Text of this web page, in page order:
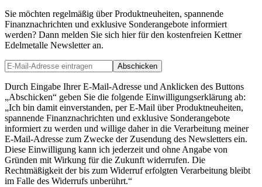
Sie möchten regelmäßig über Produktneuheiten, spannende
Finanznachrichten und exklusive Sonderangebote informiert
werden? Dann melden Sie sich hier für den kostenfreien Kettner
Edelmetalle Newsletter an.
Abschicken
Durch Eingabe Ihrer E-Mail-Adresse und Anklicken des Buttons
„Abschicken“ geben Sie die folgende Einwilligungserklärung ab:
„Ich bin damit einverstanden, per E-Mail über Produktneuheiten,
spannende Finanznachrichten und exklusive Sonderangebote
informiert zu werden und willige daher in die Verarbeitung meiner
E-Mail-Adresse zum Zwecke der Zusendung des Newsletters ein.
Diese Einwilligung kann ich jederzeit und ohne Angabe von
Gründen mit Wirkung für die Zukunft widerrufen. Die
Rechtmäßigkeit der bis zum Widerruf erfolgten Verarbeitung bleibt
im Falle des Widerrufs unberührt.“